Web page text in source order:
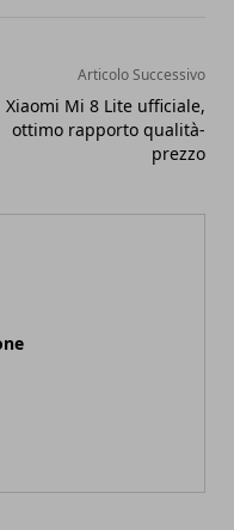
Articolo Successivo
Xiaomi Mi 8 Lite ufficiale,
ottimo rapporto qualità-
prezzo